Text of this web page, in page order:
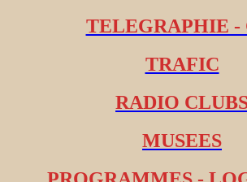
TELEGRAPHIE -
TRAFIC
RADIO
MUSEES